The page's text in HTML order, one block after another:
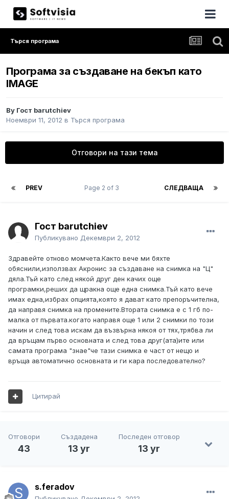
Търся програма
Програма за създаване на бекъп като
IMAGE
By Гост barutchiev
Ноември 11, 2012 в Търся програма
Отговори на тази тема
PREV СЛЕДВАЩА
Page 2 of 3
Гост barutchiev
Публикувано Декември 2, 2012
Здравейте отново момчета.Както вече ми бяхте
обяснили,използвах Акронис за създаване на снимка на "Ц"
дяла.Тъй като след някой друг ден качих още
програмки,реших да щракна още една снимка.Тъй като вече
имах една,избрах опцията,която я дават като препоръчителна,
да направя снимка на промените.Втората снимка е с 1 гб по-
малка от първата.когато направя още 1 или 2 снимки по този
начин и след това искам да възвърна някоя от тях,трябва ли
да връщам първо основната и след това друг(ата)ите или
самата програма "знае"че тази снимка е част от нещо и
връща автоматично основната и ги кара последователно?
Цитирай
Отговори
43
Създадена
13 yr
Последен отговор
13 yr
s.feradov